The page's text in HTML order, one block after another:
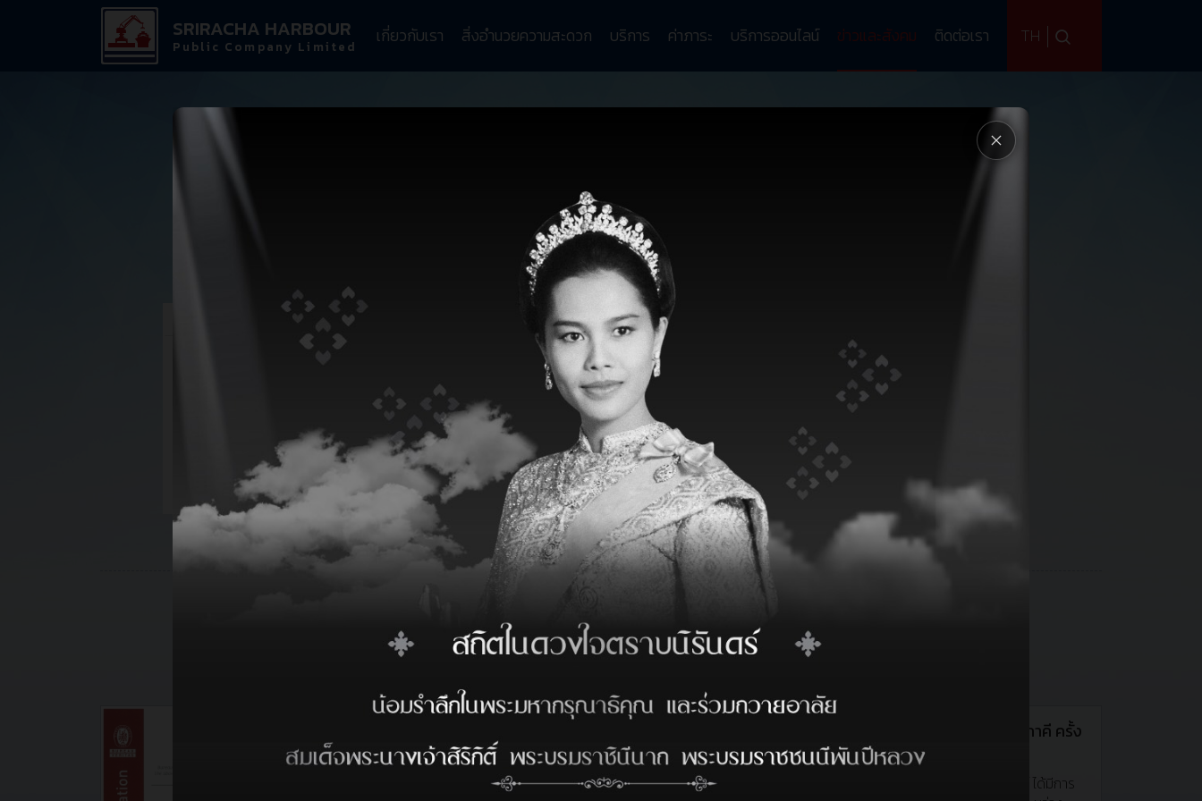
SRIRACHA HARBOUR
Public Company Limited เกี่ยวกับเรา สิ่งอำนวยความสะดวก บริการ ค่าภาระ บริการออนไลน์ ข่าวและสังคม ติดต่อเรา TH
ประกาศฉบับที่ 1-2566 เรื่อง ค่าบริการการใช้ห้องน้ำท่าเรือ
ข่าวสารที่เกี่ยวข้อง
14001:2015
CERTIFICATION ISO
CSR การประชุมไตรภาคี ครั้ง
ที่ 1/2562
ท่าเรือศรีราชา ฮาร์เบอร์ ได้มีการ